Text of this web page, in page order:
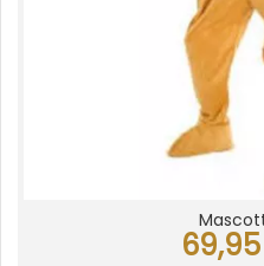
69,95